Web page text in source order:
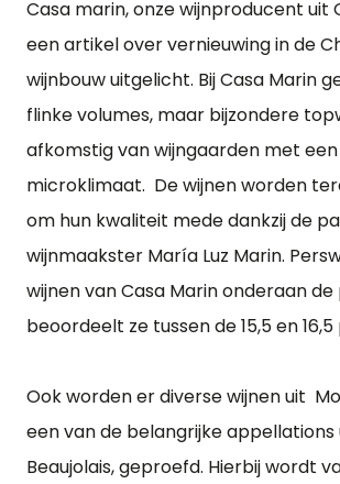
Casa marin, onze wijnproducent uit
een artikel over vernieuwing in de
wijnbouw uitgelicht. Bij Casa Marin
flinke volumes, maar bijzondere
afkomstig van wijngaarden met
microklimaat. De wijnen worden
om hun kwaliteit mede dankzij de
wijnmaakster María Luz Marin.
wijnen van Casa Marin onderaan
beoordeelt ze tussen de 15,5 en
Ook worden er diverse wijnen uit
een van de belangrijke appellations
Beaujolais, geproefd. Hierbij wordt